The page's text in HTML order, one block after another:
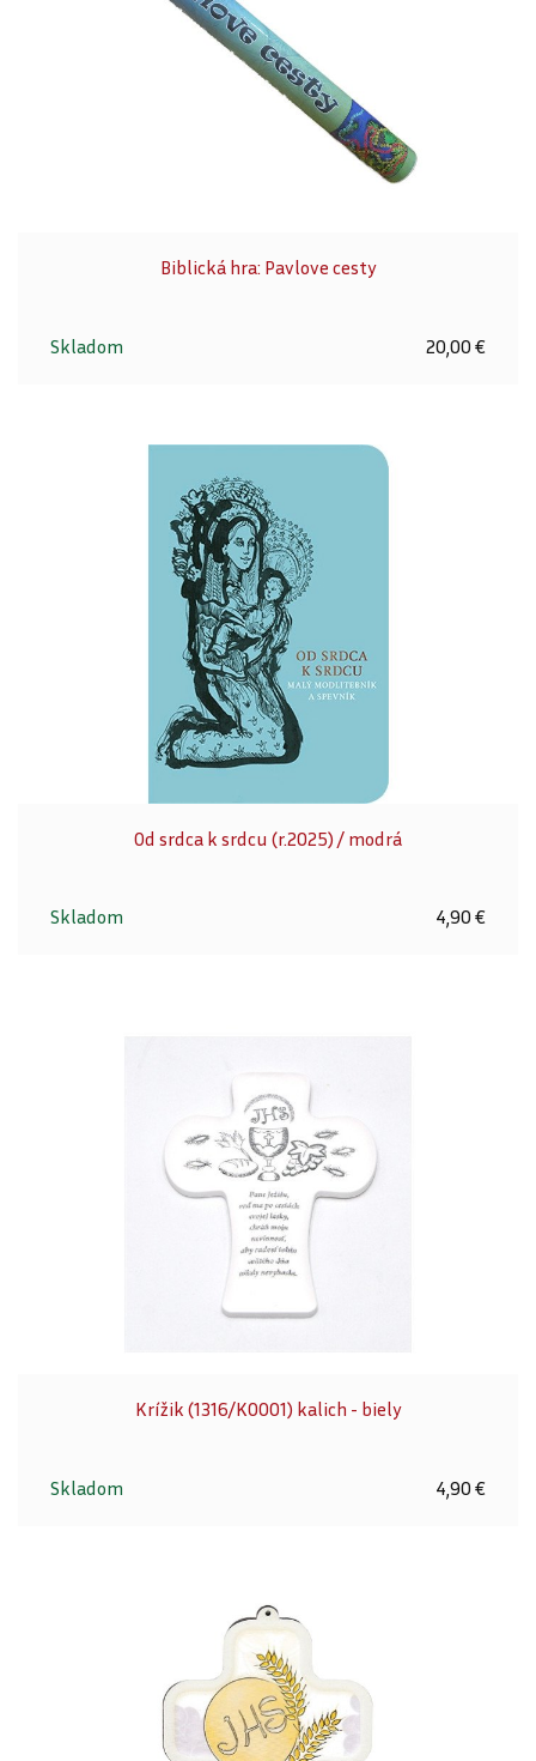
Biblická hra: Pavlove cesty
Skladom 20,00 €
Od srdca k srdcu (r.2025) / modrá
Skladom 4,90 €
Krížik (1316/K0001) kalich - biely
Skladom 4,90 €